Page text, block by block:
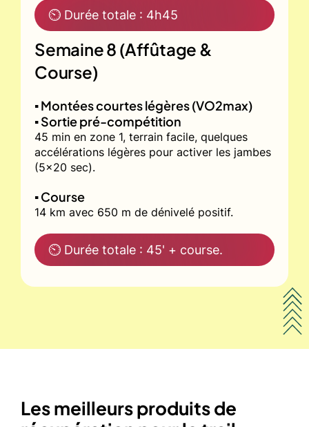
⏲ Durée totale : 4h45
Semaine 8 (Affûtage &
Course)
▪️ Montées courtes légères (VO2max)
▪️ Sortie pré-compétition
45 min en zone 1, terrain facile, quelques
accélérations légères pour activer les jambes
(5x20 sec).
▪️ Course
14 km avec 650 m de dénivelé positif.
⏲ Durée totale : 45' + course.
Les meilleurs produits de